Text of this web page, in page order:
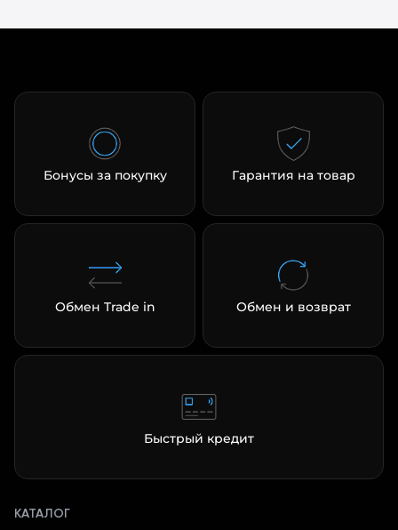
Бонусы за покупку Гарантия на товар
Обмен Trade in Обмен и возврат
Быстрый кредит
КАТАЛОГ